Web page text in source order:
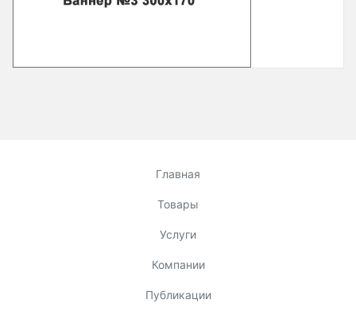
Главная
Товары
Услуги
Компании
Публикации